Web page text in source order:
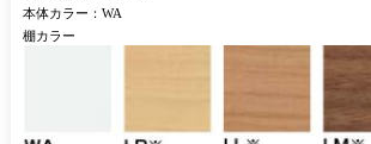
本体カラー：WA
棚カラー